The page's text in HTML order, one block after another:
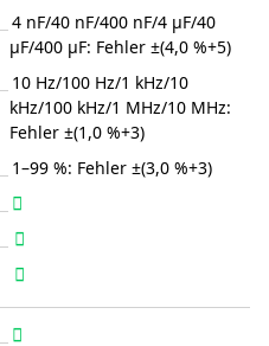
4 nF/40 nF/400 nF/4 μF/40
μF/400 μF: Fehler ±(4,0 %+5)
10 Hz/100 Hz/1 kHz/10
kHz/100 kHz/1 MHz/10 MHz:
Fehler ±(1,0 %+3)
1–99 %: Fehler ±(3,0 %+3)